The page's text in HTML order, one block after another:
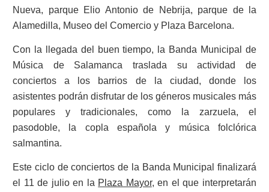
Nueva, parque Elio Antonio de Nebrija, parque de la
Alamedilla, Museo del Comercio y Plaza Barcelona.
Con la llegada del buen tiempo, la Banda Municipal de
Música de Salamanca traslada su actividad de
conciertos a los barrios de la ciudad, donde los
asistentes podrán disfrutar de los géneros musicales más
populares y tradicionales, como la zarzuela, el
pasodoble, la copla española y música folclórica
salmantina.
Este ciclo de conciertos de la Banda Municipal finalizará
el 11 de julio en la Plaza Mayor, en el que interpretarán